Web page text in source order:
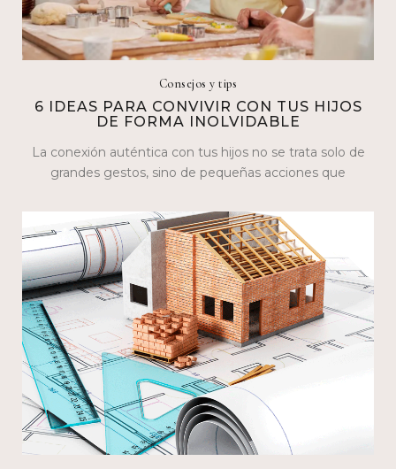
Consejos y tips
6 IDEAS PARA CONVIVIR CON TUS HIJOS
DE FORMA INOLVIDABLE
La conexión auténtica con tus hijos no se trata solo de
grandes gestos, sino de pequeñas acciones que